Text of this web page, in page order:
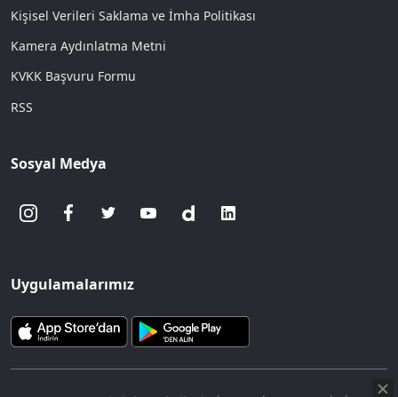
Kişisel Verileri Saklama ve İmha Politikası
Kamera Aydınlatma Metni
KVKK Başvuru Formu
RSS
Sosyal Medya
Uygulamalarımız